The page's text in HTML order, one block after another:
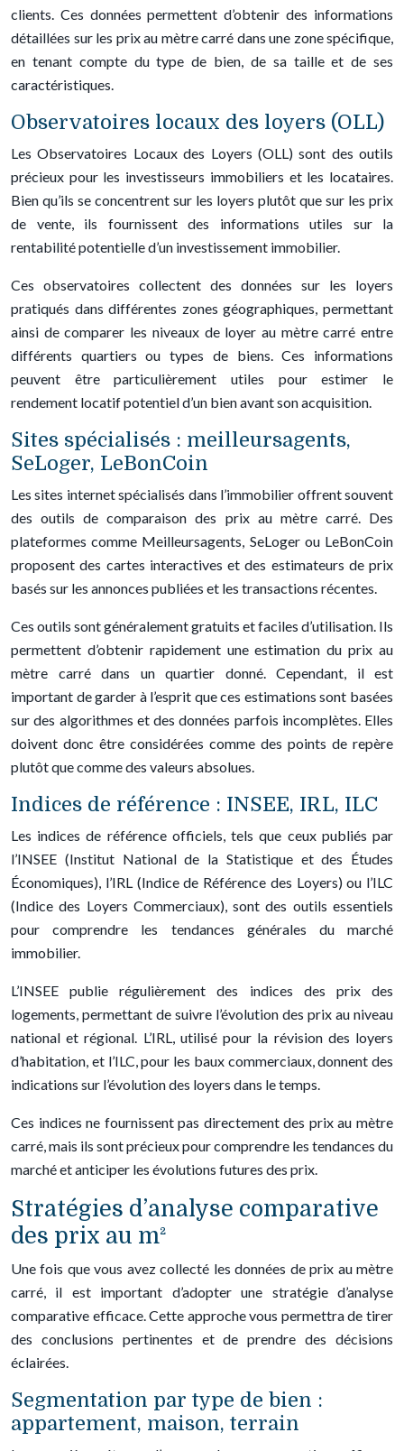
clients. Ces données permettent d’obtenir des informations
détaillées sur les prix au mètre carré dans une zone spécifique,
en tenant compte du type de bien, de sa taille et de ses
caractéristiques.
Observatoires locaux des loyers (OLL)
Les Observatoires Locaux des Loyers (OLL) sont des outils
précieux pour les investisseurs immobiliers et les locataires.
Bien qu’ils se concentrent sur les loyers plutôt que sur les prix
de vente, ils fournissent des informations utiles sur la
rentabilité potentielle d’un investissement immobilier.
Ces observatoires collectent des données sur les loyers
pratiqués dans différentes zones géographiques, permettant
ainsi de comparer les niveaux de loyer au mètre carré entre
différents quartiers ou types de biens. Ces informations
peuvent être particulièrement utiles pour estimer le
rendement locatif potentiel d’un bien avant son acquisition.
Sites spécialisés : meilleursagents,
SeLoger, LeBonCoin
Les sites internet spécialisés dans l’immobilier offrent souvent
des outils de comparaison des prix au mètre carré. Des
plateformes comme Meilleursagents, SeLoger ou LeBonCoin
proposent des cartes interactives et des estimateurs de prix
basés sur les annonces publiées et les transactions récentes.
Ces outils sont généralement gratuits et faciles d’utilisation. Ils
permettent d’obtenir rapidement une estimation du prix au
mètre carré dans un quartier donné. Cependant, il est
important de garder à l’esprit que ces estimations sont basées
sur des algorithmes et des données parfois incomplètes. Elles
doivent donc être considérées comme des points de repère
plutôt que comme des valeurs absolues.
Indices de référence : INSEE, IRL, ILC
Les indices de référence officiels, tels que ceux publiés par
l’INSEE (Institut National de la Statistique et des Études
Économiques), l’IRL (Indice de Référence des Loyers) ou l’ILC
(Indice des Loyers Commerciaux), sont des outils essentiels
pour comprendre les tendances générales du marché
immobilier.
L’INSEE publie régulièrement des indices des prix des
logements, permettant de suivre l’évolution des prix au niveau
national et régional. L’IRL, utilisé pour la révision des loyers
d’habitation, et l’ILC, pour les baux commerciaux, donnent des
indications sur l’évolution des loyers dans le temps.
Ces indices ne fournissent pas directement des prix au mètre
carré, mais ils sont précieux pour comprendre les tendances du
marché et anticiper les évolutions futures des prix.
Stratégies d’analyse comparative
des prix au m²
Une fois que vous avez collecté les données de prix au mètre
carré, il est important d’adopter une stratégie d’analyse
comparative efficace. Cette approche vous permettra de tirer
des conclusions pertinentes et de prendre des décisions
éclairées.
Segmentation par type de bien :
appartement, maison, terrain